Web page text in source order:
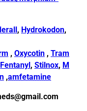
, Hydrokodon,
, Oxycotin , Tram
Fentanyl , Stilnox, M
,amfetamine